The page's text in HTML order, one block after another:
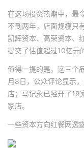
在这场投资热潮中，最
不到两年，店面规模只
凯辉资本、高荣资本、
提交了估值超过10亿元
值得一提的是，这三个
月8日，公众评论显示
店；马记永已经开了19
家店。
一些资本方向红餐网透